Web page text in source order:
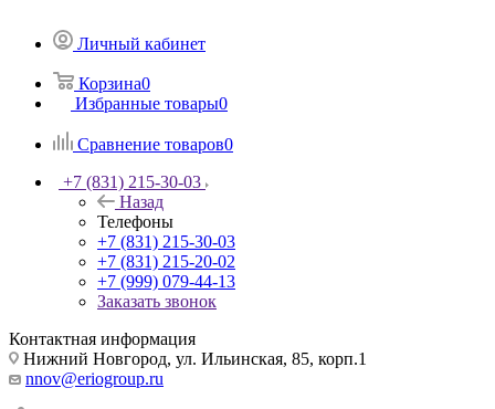
Личный кабинет
Корзина0
Избранные товары0
Сравнение товаров0
+7 (831) 215-30-03
Назад
Телефоны
+7 (831) 215-30-03
+7 (831) 215-20-02
+7 (999) 079-44-13
Заказать звонок
Контактная информация
Нижний Новгород, ул. Ильинская, 85, корп.1
nnov@eriogroup.ru